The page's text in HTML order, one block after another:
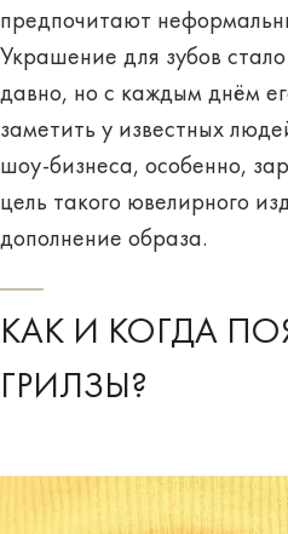
предпочитают
Украшение для зубов
давно, но с каждым днём
заметить у известных
шоу-бизнеса, особенно,
цель такого ювелирного
дополнение образа.
КАК И КОГДА
ГРИЛЗЫ?